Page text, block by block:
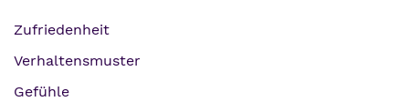
Zufriedenheit
Verhaltensmuster
Gefühle